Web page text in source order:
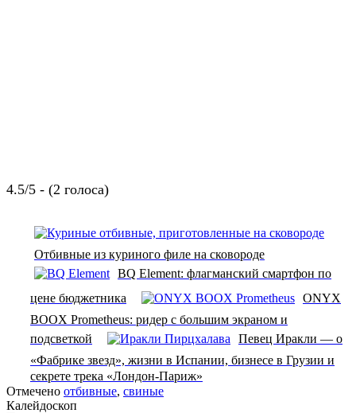
4.5/5 - (2 голоса)
Отбивные из куриного филе на сковороде
BQ Element: флагманский смартфон по
цене бюджетника
ONYX
BOOX Prometheus: ридер с большим экраном и
подсветкой
Певец Иракли — о
«Фабрике звезд», жизни в Испании, бизнесе в Грузии и
секрете трека «Лондон-Париж»
Отмечено отбивные, свиные
Калейдоскоп